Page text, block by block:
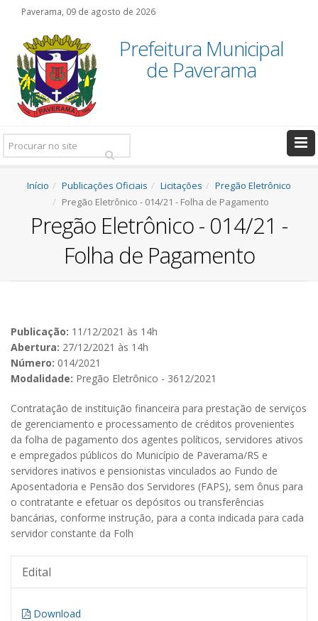
Paverama, 09 de agosto de 2026
Prefeitura Municipal
de Paverama
Pesquisar:
Início Publicações Oficiais Licitações
Pregão Eletrônico
Pregão Eletrônico - 014/21 - Folha de Pagamento
Pregão Eletrônico - 014/21 -
Folha de Pagamento
Publicação: 11/12/2021 às 14h
Abertura: 27/12/2021 às 14h
Número: 014/2021
Modalidade: Pregão Eletrônico - 3612/2021
Contratação de instituição financeira para prestação de serviços
de gerenciamento e processamento de créditos provenientes
da folha de pagamento dos agentes políticos, servidores ativos
e empregados públicos do Município de Paverama/RS e
servidores inativos e pensionistas vinculados ao Fundo de
Aposentadoria e Pensão dos Servidores (FAPS), sem ônus para
o contratante e efetuar os depósitos ou transferências
bancárias, conforme instrução, para a conta indicada para cada
servidor constante da Folh
Edital
Download